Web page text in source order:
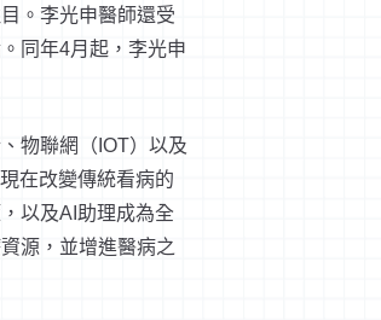
。李光申醫師還受
同年4月起，李光申
物聯網（IOT）以及
在改變傳統看病的
以及AI助理成為全
源，並增進醫病之